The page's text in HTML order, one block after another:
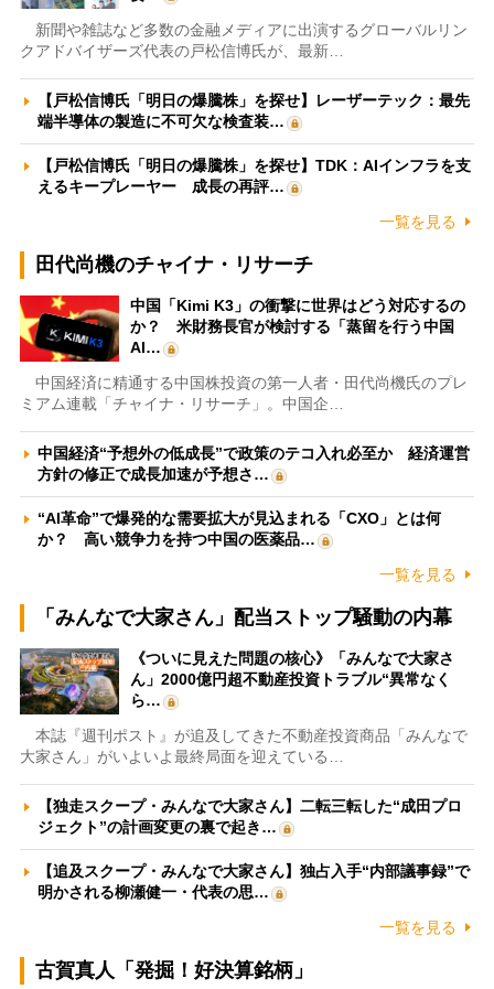
新聞や雑誌など多数の金融メディアに出演するグローバルリン
クアドバイザーズ代表の戸松信博氏が、最新…
【戸松信博氏「明日の爆騰株」を探せ】レーザーテック：最先
端半導体の製造に不可欠な検査装…
【戸松信博氏「明日の爆騰株」を探せ】TDK：AIインフラを支
えるキープレーヤー 成長の再評…
一覧を見る
田代尚機のチャイナ・リサーチ
中国「Kimi K3」の衝撃に世界はどう対応するの
か？ 米財務長官が検討する「蒸留を行う中国
AI…
中国経済に精通する中国株投資の第一人者・田代尚機氏のプレ
ミアム連載「チャイナ・リサーチ」。中国企…
中国経済“予想外の低成長”で政策のテコ入れ必至か 経済運営
方針の修正で成長加速が予想さ…
“AI革命”で爆発的な需要拡大が見込まれる「CXO」とは何
か？ 高い競争力を持つ中国の医薬品…
一覧を見る
「みんなで大家さん」配当ストップ騒動の内幕
《ついに見えた問題の核心》「みんなで大家さ
ん」2000億円超不動産投資トラブル“異常なく
ら…
本誌『週刊ポスト』が追及してきた不動産投資商品「みんなで
大家さん」がいよいよ最終局面を迎えている…
【独走スクープ・みんなで大家さん】二転三転した“成田プロ
ジェクト”の計画変更の裏で起き…
【追及スクープ・みんなで大家さん】独占入手“内部議事録”で
明かされる柳瀬健一・代表の思…
一覧を見る
古賀真人「発掘！好決算銘柄」